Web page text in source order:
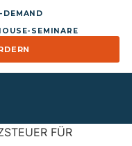
DEMAND
SEMINARE
FÜR